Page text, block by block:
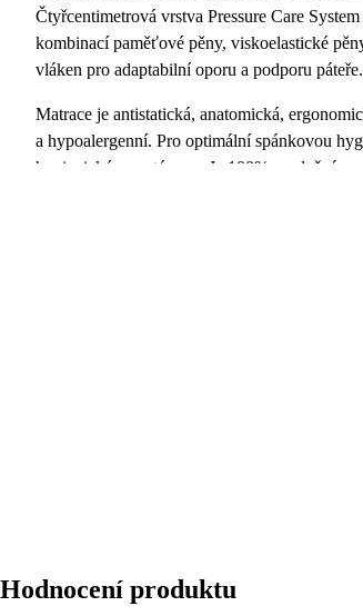
Čtyřcentimetrová vrstva Pressure Care
kombinací paměťové pěny, viskoelastické
vláken pro adaptabilní oporu a podporu páteře.
Matrace je antistatická, anatomická,
a hypoalergenní. Pro optimální spánkovou
hygienickým systémem. Je 100% prodyšná a
Hodnocení produktu